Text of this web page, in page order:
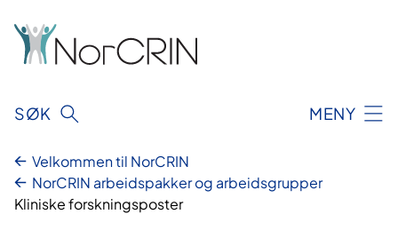
innhold
SØK MENY
Velkommen til NorCRIN
NorCRIN arbeidspakker og arbeidsgrupper
Kliniske forskningsposter